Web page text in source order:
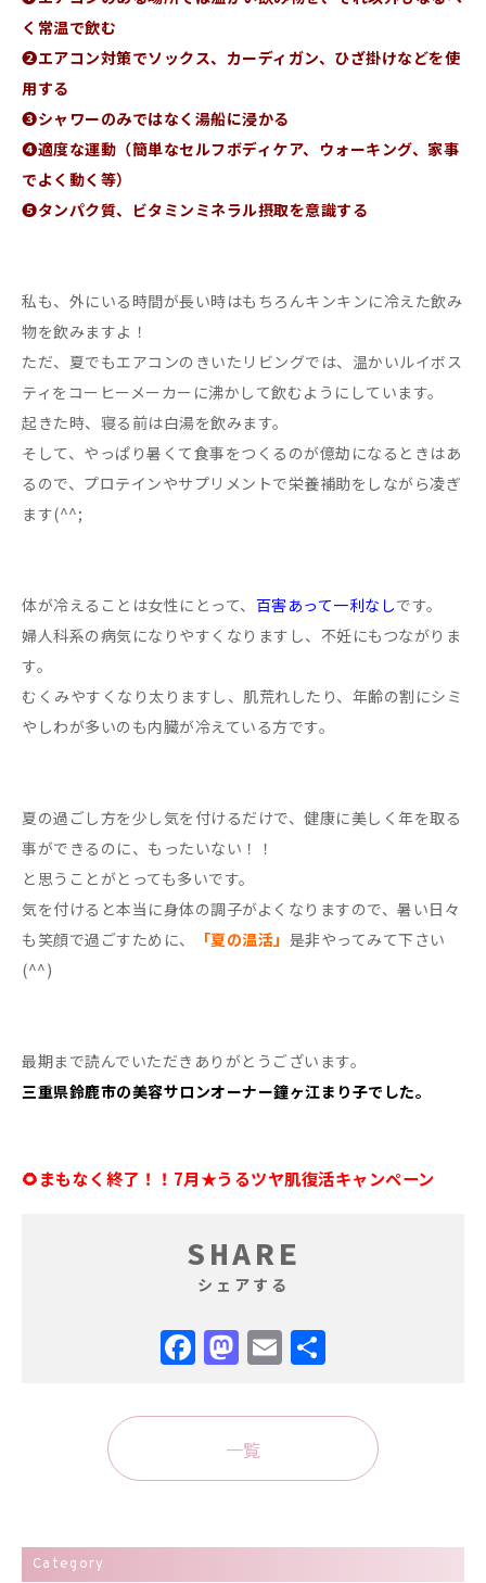
く常温で飲む
➋エアコン対策でソックス、カーディガン、ひざ掛けなどを使
用する
➌シャワーのみではなく湯船に浸かる
➍適度な運動（簡単なセルフボディケア、ウォーキング、家事
でよく動く等）
➎タンパク質、ビタミンミネラル摂取を意識する
私も、外にいる時間が長い時はもちろんキンキンに冷えた飲み
物を飲みますよ！
ただ、夏でもエアコンのきいたリビングでは、温かいルイボス
ティをコーヒーメーカーに沸かして飲むようにしています。
起きた時、寝る前は白湯を飲みます。
そして、やっぱり暑くて食事をつくるのが億劫になるときはあ
るので、プロテインやサプリメントで栄養補助をしながら凌ぎ
ます(^^;
体が冷えることは女性にとって、 百害あって一利なしです。
婦人科系の病気になりやすくなりますし、不妊にもつながりま
す。
むくみやすくなり太りますし、肌荒れしたり、年齢の割にシミ
やしわが多いのも内臓が冷えている方です。
夏の過ごし方を少し気を付けるだけで、健康に美しく年を取る
事ができるのに、もったいない！！
と思うことがとっても多いです。
気を付けると本当に身体の調子がよくなりますので、暑い日々
も笑顔で過ごすために、
「夏の温活」 是非やってみて下さい
(^^)
最期まで読んでいただきありがとうございます。
三重県鈴鹿市の美容サロンオーナー鐘ヶ江まり子でした。
🌻まもなく終了！！7月★うるツヤ肌復活キャンペーン
SHARE
シェアする
Facebook
Mastodon
Email
一覧
Category